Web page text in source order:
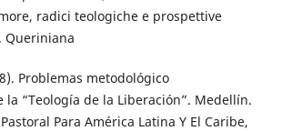
radici teologiche e prospettive
Queriniana
Problemas metodológico
la “Teología de la Liberación”. Medellín.
Para América Latina Y El Caribe,